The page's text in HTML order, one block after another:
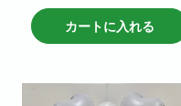
※サイズ高さ160センチ×70セン
チ
カートに入れる